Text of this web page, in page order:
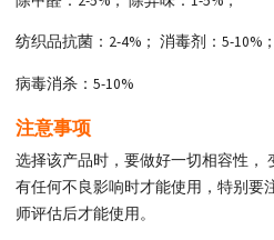
纺织品抗菌：2-4%； 消毒剂：5-10%；
病毒消杀：5-10%
注意事项
选择该产品时，要做好一切相容性，
有任何不良影响时才能使用，特别要
师评估后才能使用。